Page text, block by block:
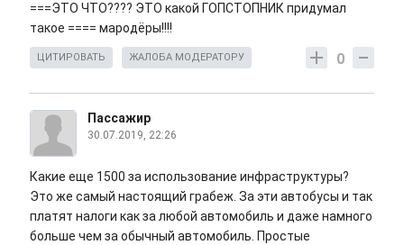
===ЭТО ЧТО???? ЭТО какой ГОПСТОПНИК придумал
такое ==== мародёры!!!!
0
ЦИТИРОВАТЬ ЖАЛОБА МОДЕРАТОРУ
Пассажир
30.07.2019, 22:26
Какие еще 1500 за использование инфраструктуры?
Это же самый настоящий грабеж. За эти автобусы и так
платят налоги как за любой автомобиль и даже намного
больше чем за обычный автомобиль. Простые